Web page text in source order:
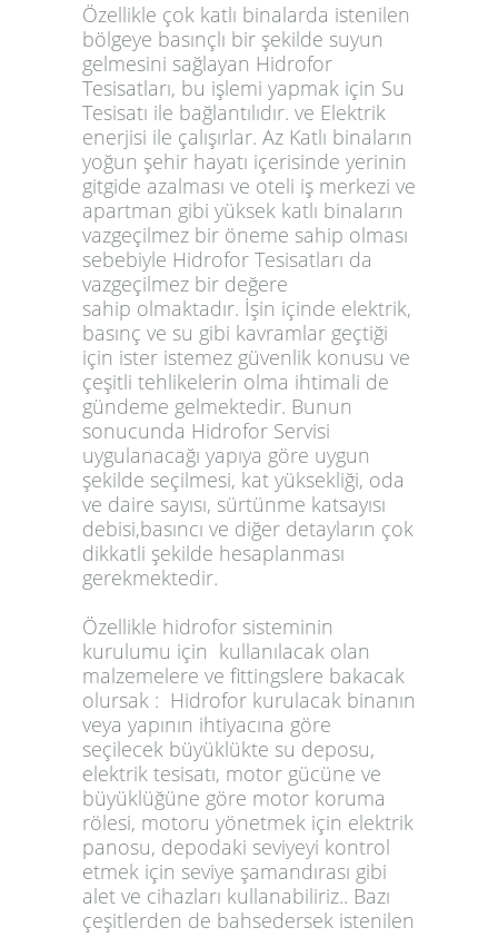
Özellikle çok katlı binalarda istenilen
bölgeye basınçlı bir şekilde suyun
gelmesini sağlayan Hidrofor
Tesisatları, bu işlemi yapmak için Su
Tesisatı ile bağlantılıdır. ve Elektrik
enerjisi ile çalışırlar. Az Katlı binaların
yoğun şehir hayatı içerisinde yerinin
gitgide azalması ve oteli iş merkezi ve
apartman gibi yüksek katlı binaların
vazgeçilmez bir öneme sahip olması
sebebiyle Hidrofor Tesisatları da
vazgeçilmez bir değere
sahip olmaktadır. İşin içinde elektrik,
basınç ve su gibi kavramlar geçtiği
için ister istemez güvenlik konusu ve
çeşitli tehlikelerin olma ihtimali de
gündeme gelmektedir. Bunun
sonucunda Hidrofor Servisi
uygulanacağı yapıya göre uygun
şekilde seçilmesi, kat yüksekliği, oda
ve daire sayısı, sürtünme katsayısı
debisi,basıncı ve diğer detayların çok
dikkatli şekilde hesaplanması
gerekmektedir.
Özellikle hidrofor sisteminin
kurulumu için kullanılacak olan
malzemelere ve fittingslere bakacak
olursak : Hidrofor kurulacak binanın
veya yapının ihtiyacına göre
seçilecek büyüklükte su deposu,
elektrik tesisatı, motor gücüne ve
büyüklüğüne göre motor koruma
rölesi, motoru yönetmek için elektrik
panosu, depodaki seviyeyi kontrol
etmek için seviye şamandırası gibi
alet ve cihazları kullanabiliriz.. Bazı
çeşitlerden de bahsedersek istenilen